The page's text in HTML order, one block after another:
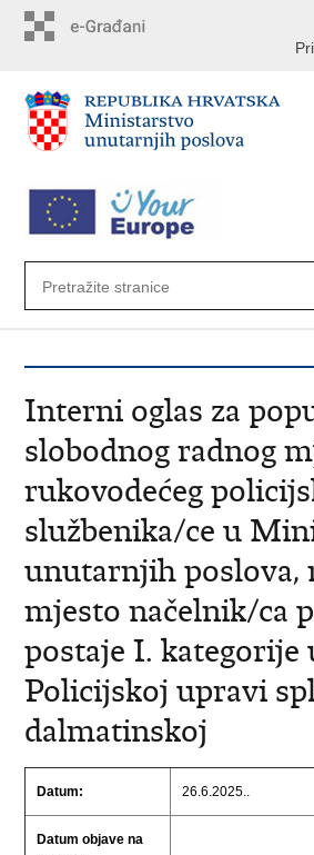
Interni oglas za
slobodnog radnog
rukovodećeg
službenika/ce u
unutarnjih poslova,
mjesto načelnik/ca
postaje I. kategorije
Policijskoj upravi
dalmatinskoj
Datum: 26.6.2025..
Datum objave na